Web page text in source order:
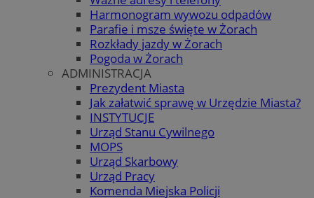
Harmonogram wywozu odpadów
Parafie i msze święte w Żorach
Rozkłady jazdy w Żorach
Pogoda w Żorach
ADMINISTRACJA
Prezydent Miasta
Jak załatwić sprawę w Urzędzie Miasta?
INSTYTUCJE
Urząd Stanu Cywilnego
MOPS
Urząd Skarbowy
Urząd Pracy
Komenda Miejska Policji